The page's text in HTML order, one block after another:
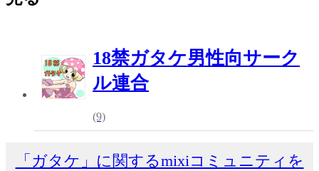
18禁ガタケ男性向サーク
ル連合
(9)
「ガタケ」に関するmixiコミュニティを